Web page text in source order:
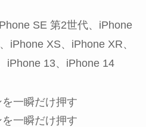
SE 第2世代、iPhone
iPhone XS、iPhone XR、
iPhone 13、iPhone 14
一瞬だけ押す
一瞬だけ押す